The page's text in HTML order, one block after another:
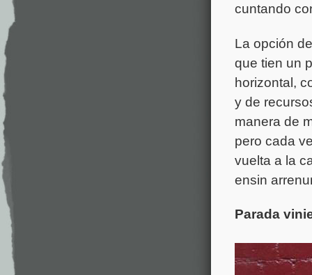
cuntando
La opción
que tien un
horizontal,
y de
manera de
pero cada
vuelta a la
ensin
Parada